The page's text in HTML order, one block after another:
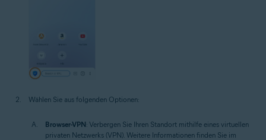
Wählen Sie aus folgenden Optionen:
Browser-VPN: Verbergen Sie Ihren Standort mithilfe eines virtuellen
privaten Netzwerks (VPN). Weitere Informationen finden Sie im